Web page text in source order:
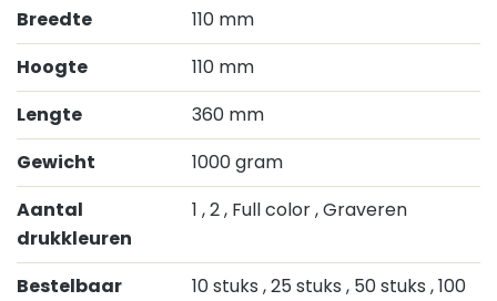
Breedte
110 mm
Hoogte
110 mm
Lengte
360 mm
Gewicht
1000 gram
Aantal
drukkleuren
1 , 2, Full color, Graveren
Bestelbaar
10 stuks , 25 stuks , 50 stuks , 100